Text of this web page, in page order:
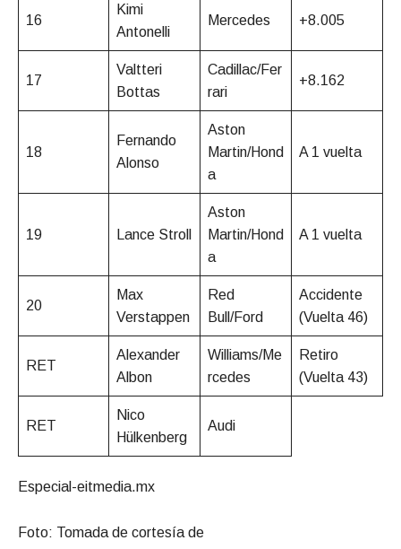
16
Kimi
Antonelli
Mercedes +8.005
17
Valtteri
Bottas
Cadillac/Fer
rari
+8.162
18
Fernando
Alonso
Aston
Martin/Hond
a
A 1 vuelta
19 Lance Stroll
Aston
Martin/Hond
a
A 1 vuelta
20
Max
Verstappen
Red
Bull/Ford
Accidente
(Vuelta 46)
RET
Alexander
Albon
Williams/Me
rcedes
Retiro
(Vuelta 43)
RET
Nico
Hülkenberg
Audi
Especial-eitmedia.mx
Foto: Tomada de cortesía de